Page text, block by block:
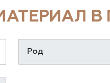
В